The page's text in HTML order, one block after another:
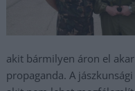
akit bármilyen áron el
propaganda. A